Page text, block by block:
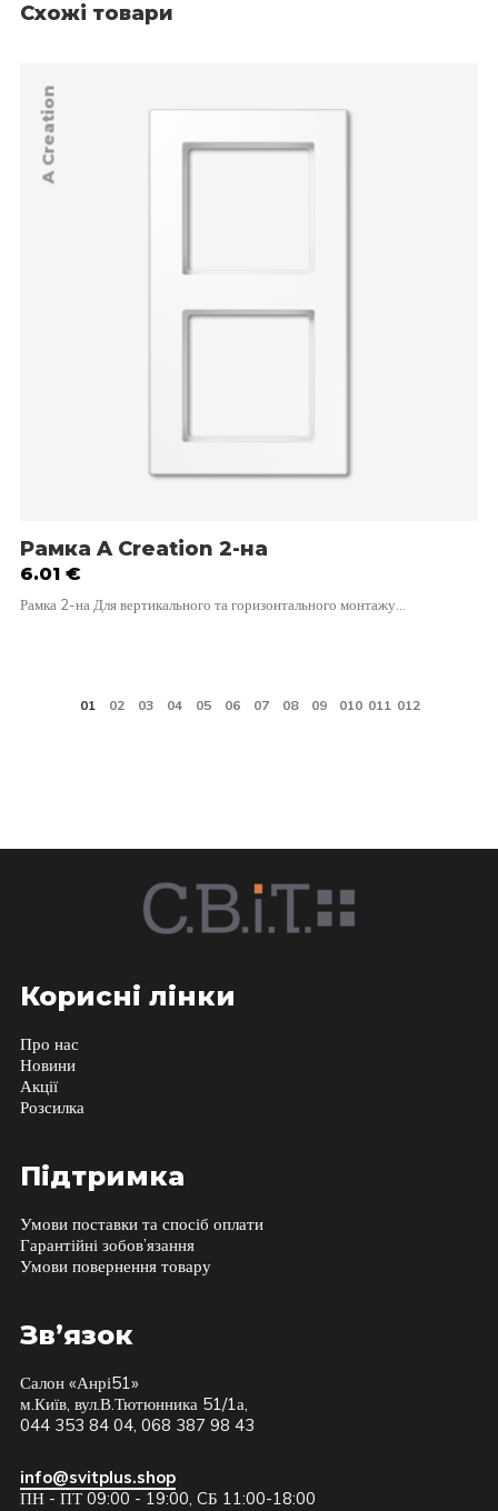
Схожі товари
A Creation
Рамка A Creation 2-на
6.01 €
Рамка 2-на Для вертикального та горизонтального монтажу…
Корисні лінки
Про нас
Новини
Акції
Розсилка
Підтримка
Умови поставки та спосіб оплати
Гарантійні зобов’язання
Умови повернення товару
Зв’язок
Салон «Анрі51»
м.Київ, вул.В.Тютюнника 51/1а,
044 353 84 04, 068 387 98 43
info@svitplus.shop
ПН - ПТ 09:00 - 19:00, CБ 11:00-18:00